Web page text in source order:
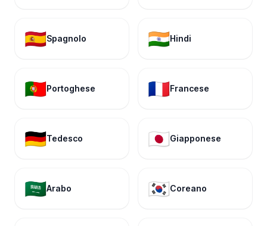
🇪🇸Spagnolo 🇮🇳Hindi
🇵🇹Portoghese 🇫🇷Francese
🇩🇪Tedesco 🇯🇵Giapponese
🇸🇦Arabo 🇰🇷Coreano